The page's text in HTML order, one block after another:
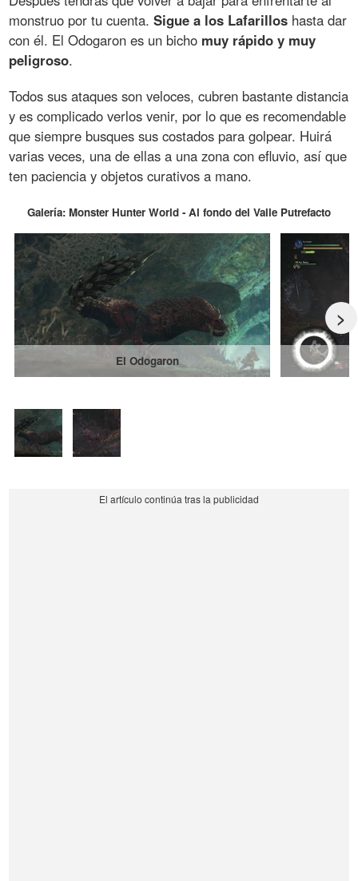
monstruo por tu cuenta.Sigue a los Lafarillos hasta dar
con él. El Odogaron es un bicho muy rápido y muy
peligroso.
Todos sus ataques son veloces, cubren bastante distancia
y es complicado verlos venir, por lo que es recomendable
que siempre busques sus costados para golpear. Huirá
varias veces, una de ellas a una zona con efluvio, así que
ten paciencia y objetos curativos a mano.
Galería: Monster Hunter World - Al fondo del Valle Putrefacto
>
El Odogaron